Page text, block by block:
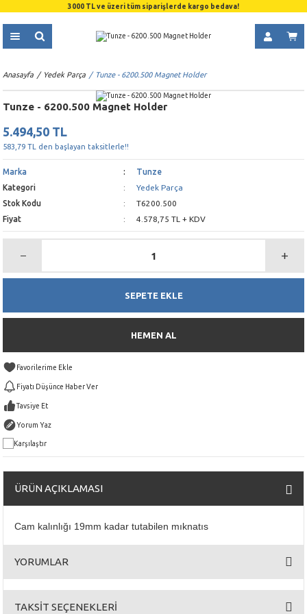
3000 TL ve üzeri tüm siparişlerde kargo bedava!
Anasayfa Yedek Parça Tunze - 6200.500 Magnet Holder
Tunze - 6200.500 Magnet Holder
5.494,50 TL
583,79 TL den başlayan taksitlerle!!
Marka
Tunze
Kategori
Yedek Parça
Stok Kodu
T6200.500
Fiyat
4.578,75 TL + KDV
SEPETE EKLE
HEMEN AL
Fiyatı Düşünce Haber Ver
Tavsiye Et
Yorum Yaz
Karşılaştır
ÜRÜN AÇIKLAMASI
Cam kalınlığı 19mm kadar tutabilen mıknatıs
YORUMLAR
TAKSİT SEÇENEKLERİ